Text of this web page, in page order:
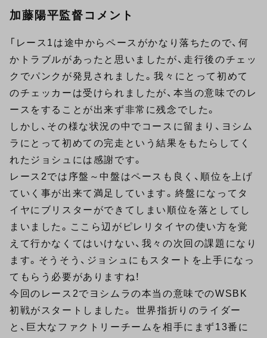
加藤陽平監督コメント
「レース1は途中からペースがかなり落ちたので、何
かトラブルがあったと思いましたが、走行後のチェッ
クでパンクが発見されました。我々にとって初めて
のチェッカーは受けられましたが、本当の意味でのレ
ースをすることが出来ず非常に残念でした。
しかし、その様な状況の中でコースに留まり、ヨシム
ラにとって初めての完走という結果をもたらしてく
れたジョシュには感謝です。
レース2では序盤～中盤はペースも良く、順位を上げ
ていく事が出来て満足しています。終盤になってタ
イヤにブリスターができてしまい順位を落としてし
まいました。ここら辺がピレリタイヤの使い方を覚
えて行かなくてはいけない、我々の次回の課題になり
ます。そうそう、ジョシュにもスタートを上手になっ
てもらう必要がありますね！
今回のレース2でヨシムラの本当の意味でのWSBK
初戦がスタートしました。 世界指折りのライダー
と、巨大なファクトリーチームを相手にまず13番に